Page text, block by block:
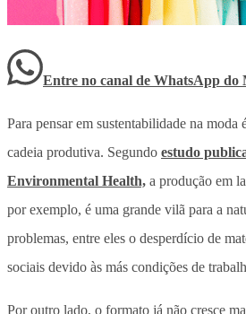
Entre no canal de WhatsApp do
Para pensar em sustentabilidade na moda
cadeia produtiva. Segundo estudo
Environmental Health, a produção em
por exemplo, é uma grande vilã para a
problemas, entre eles o desperdício de
sociais devido às más condições de
Por outro lado, o formato já não cresce